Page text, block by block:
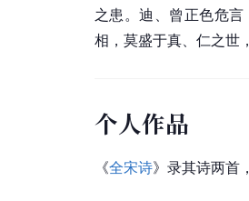
之患。迪、曾正色危
相，莫盛于真、仁之世
个人作品
《全宋诗》录其诗两首